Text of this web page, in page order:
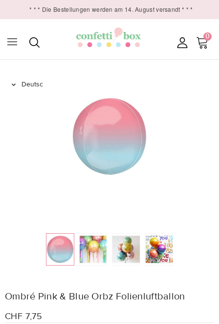
* * * Die Bestellungen werden am 14. August versandt * * *
0

Ombré Pink & Blue Orbz Folienluftballon
CHF 7,75